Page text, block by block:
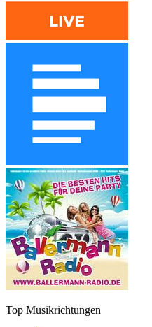
Top Musikrichtungen